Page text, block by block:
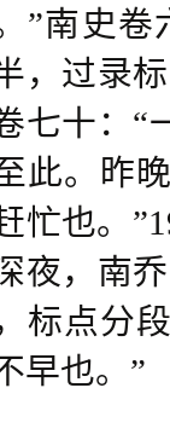
”南史
，过录
七十：“
此。昨
忙也。
夜，南
标点分
早也。”